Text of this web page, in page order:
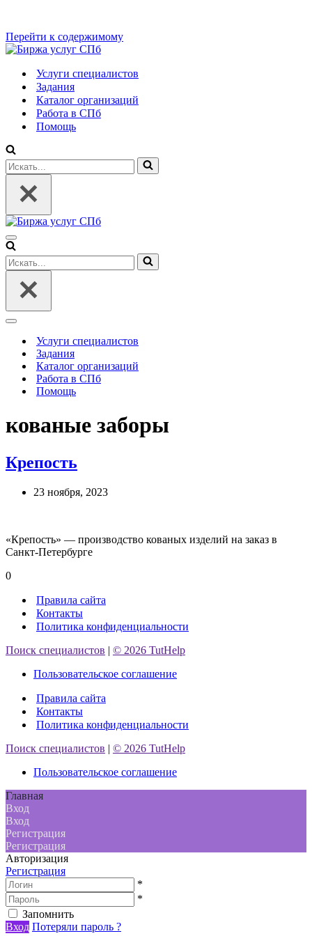
Перейти к содержимому
Услуги специалистов
Задания
Каталог организаций
Работа в СПб
Помощь
Искать...
Меню
навигации
Искать...
Меню
навигацииУслуги специалистов
Задания
Каталог организаций
Работа в СПб
Помощь
кованые заборы
Крепость
23 ноября, 2023
«Крепость» — производство кованых изделий на заказ в
Санкт-Петербурге
0
Правила сайта
Контакты
Политика конфиденциальности
Поиск специалистов | © 2026 TutHelp
Пользовательское соглашение
Правила сайта
Контакты
Политика конфиденциальности
Поиск специалистов | © 2026 TutHelp
Пользовательское соглашение
Главная
Вход
Вход
Регистрация
Регистрация
Авторизация
Регистрация
*
*
Запомнить
Вход Потеряли пароль ?